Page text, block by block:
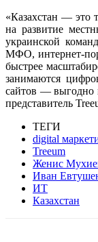
«Казахстан — это
на развитие
украинской
МФО, интернет-
быстрее
занимаются
сайтов — выгодно
представитель
ТЕГИ
digital
Treeum
Женис
Иван
ИТ
Казахстан